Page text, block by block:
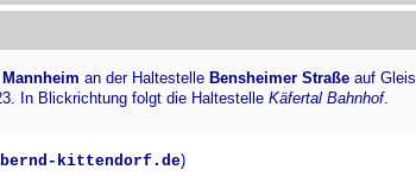
Mannheim an der Haltestelle Bensheimer Straße auf Gleis
In Blickrichtung folgt die Haltestelle Käfertal Bahnhof.
kittendorf.de)